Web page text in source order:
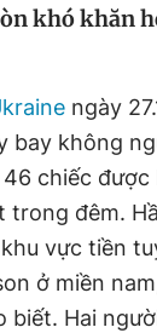
Bạn
Liên
khó khăn
ngày
bay không
chiếc được
trong đêm.
vực tiền
ở miền
biết. Hai